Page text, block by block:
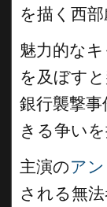
を描く西部
魅力的な
を及ぼす
銀行襲撃
きる争い
主演のア
される無